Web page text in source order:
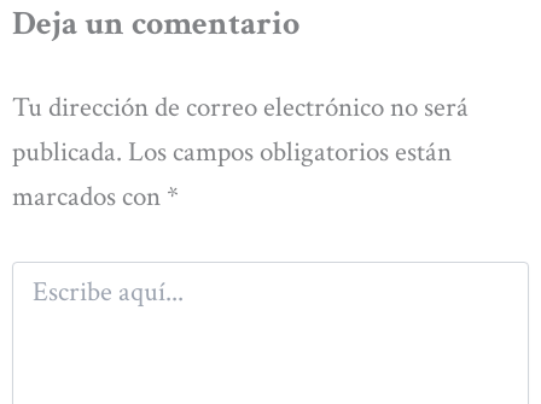
Deja un comentario
Tu dirección de correo electrónico no será
publicada. Los campos obligatorios están
marcados con *
Escribe
aquí...